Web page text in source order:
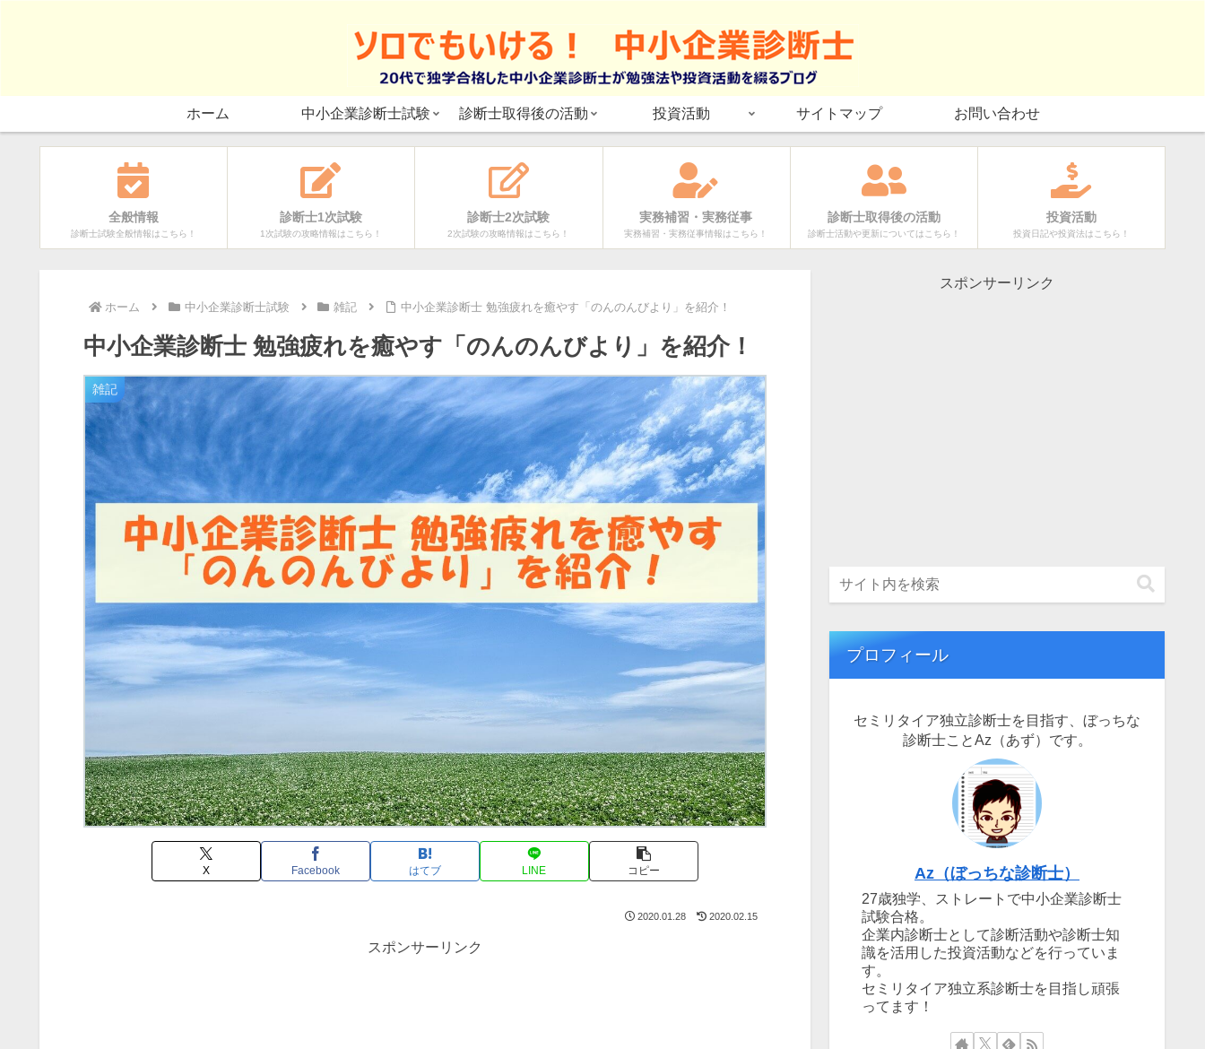
ホーム 中小企業診断士試験 診断士取得後の活動 投資活動 サイトマップ お問い合わせ
全般情報
診断士試験全般情報はこちら！
診断士1次試験
1次試験の攻略情報はこちら！
診断士2次試験
2次試験の攻略情報はこちら！
実務補習・実務従事
実務補習・実務従事情報はこちら！
診断士取得後の活動
診断士活動や更新についてはこちら！
投資活動
投資日記や投資法はこちら！
ホーム 中小企業診断士試験 雑記 中小企業診断士 勉強疲れを癒やす「のんのんびより」を紹介！
中小企業診断士 勉強疲れを癒やす「のんのんびより」を紹介！
雑記
X Facebook はてブ LINE コピー
2020.01.28 2020.02.15
スポンサーリンク
スポンサーリンク
プロフィール
セミリタイア独立診断士を目指す、ぼっちな
診断士ことAz（あず）です。
Az（ぼっちな診断士）
27歳独学、ストレートで中小企業診断士
試験合格。
企業内診断士として診断活動や診断士知
識を活用した投資活動などを行っていま
す。
セミリタイア独立系診断士を目指し頑張
ってます！